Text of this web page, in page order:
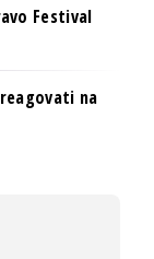
Festival
na